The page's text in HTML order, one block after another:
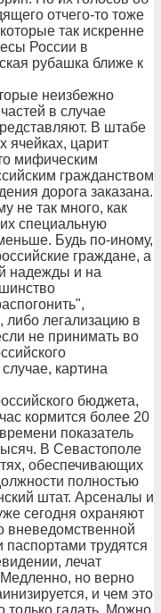
отчего-то тоже
так искренне
России в
рубашка ближе к
неизбежно
в случае
В штабе
ячейках, царит
мифическим
гражданством
дорога заказана.
не так много, как
специальную
Будь по-иному,
граждане, а
надежды и на
либо легализацию в
не принимать во
картина
бюджета,
кормится более 20
показатель
В Севастополе
обеспечивающих
полностью
штат. Арсеналы и
сегодня охраняют
вневедомственной
трудятся
лечат
Медленно, но верно
и чем это
только гадать. Можно